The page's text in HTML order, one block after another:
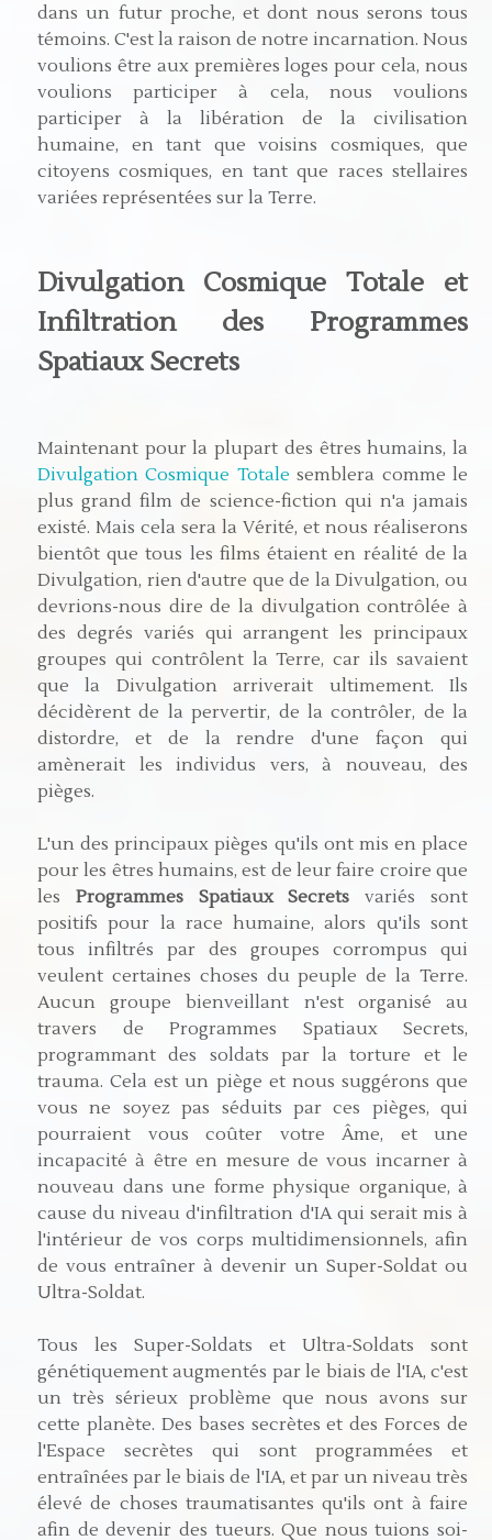
dans un futur proche, et dont nous serons tous
témoins. C'est la raison de notre incarnation. Nous
voulions être aux premières loges pour cela, nous
voulions participer à cela, nous voulions
participer à la libération de la civilisation
humaine, en tant que voisins cosmiques, que
citoyens cosmiques, en tant que races stellaires
variées représentées sur la Terre.
Divulgation Cosmique Totale et
Infiltration des Programmes
Spatiaux Secrets
Maintenant pour la plupart des êtres humains, la
Divulgation Cosmique Totale semblera comme le
plus grand film de science-fiction qui n'a jamais
existé. Mais cela sera la Vérité, et nous réaliserons
bientôt que tous les films étaient en réalité de la
Divulgation, rien d'autre que de la Divulgation, ou
devrions-nous dire de la divulgation contrôlée à
des degrés variés qui arrangent les principaux
groupes qui contrôlent la Terre, car ils savaient
que la Divulgation arriverait ultimement. Ils
décidèrent de la pervertir, de la contrôler, de la
distordre, et de la rendre d'une façon qui
amènerait les individus vers, à nouveau, des
pièges.
L'un des principaux pièges qu'ils ont mis en place
pour les êtres humains, est de leur faire croire que
les Programmes Spatiaux Secrets variés sont
positifs pour la race humaine, alors qu'ils sont
tous infiltrés par des groupes corrompus qui
veulent certaines choses du peuple de la Terre.
Aucun groupe bienveillant n'est organisé au
travers de Programmes Spatiaux Secrets,
programmant des soldats par la torture et le
trauma. Cela est un piège et nous suggérons que
vous ne soyez pas séduits par ces pièges, qui
pourraient vous coûter votre Âme, et une
incapacité à être en mesure de vous incarner à
nouveau dans une forme physique organique, à
cause du niveau d'infiltration d'IA qui serait mis à
l'intérieur de vos corps multidimensionnels, afin
de vous entraîner à devenir un Super-Soldat ou
Ultra-Soldat.
Tous les Super-Soldats et Ultra-Soldats sont
génétiquement augmentés par le biais de l'IA, c'est
un très sérieux problème que nous avons sur
cette planète. Des bases secrètes et des Forces de
l'Espace secrètes qui sont programmées et
entraînées par le biais de l'IA, et par un niveau très
élevé de choses traumatisantes qu'ils ont à faire
afin de devenir des tueurs. Que nous tuions soi-